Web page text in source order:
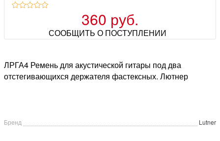
360 руб.
СООБЩИТЬ О ПОСТУПЛЕНИИ
ЛРГА4 Ремень для акустической гитары под два
отстегивающихся держателя фастексных. Лютнер
Бренд Lutner